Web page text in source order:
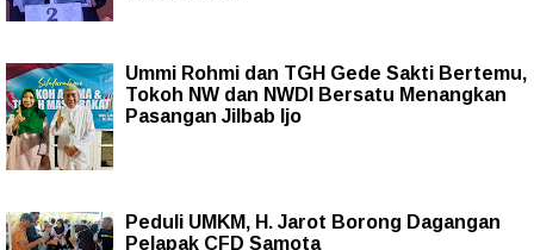
Ummi Rohmi dan TGH Gede Sakti Bertemu,
Tokoh NW dan NWDI Bersatu Menangkan
Pasangan Jilbab Ijo
Peduli UMKM, H. Jarot Borong Dagangan
Pelapak CFD Samota